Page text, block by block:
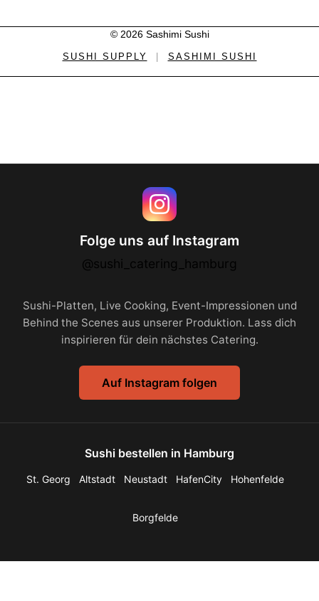
© 2026 Sashimi Sushi
SUSHI SUPPLY SASHIMI SUSHI
Folge uns auf Instagram
@sushi_catering_hamburg
Sushi-Platten, Live Cooking, Event-Impressionen und
Behind the Scenes aus unserer Produktion. Lass dich
inspirieren für dein nächstes Catering.
Auf Instagram folgen
Sushi bestellen in Hamburg
St. Georg Altstadt Neustadt HafenCity Hohenfelde
Borgfelde